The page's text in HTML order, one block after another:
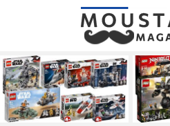
LATEST
STORIES